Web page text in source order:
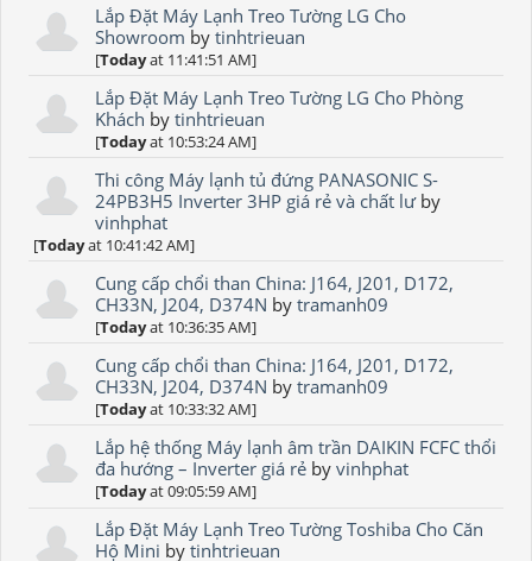
Lắp Đặt Máy Lạnh Treo Tường LG Cho
Showroom bytinhtrieuan
[Todayat 11:41:51 AM]
Lắp Đặt Máy Lạnh Treo Tường LG Cho Phòng
Khách bytinhtrieuan
[Todayat 10:53:24 AM]
Thi công Máy lạnh tủ đứng PANASONIC S-
24PB3H5 Inverter 3HP giá rẻ và chất lưby
vinhphat
[Todayat 10:41:42 AM]
Cung cấp chổi than China: J164, J201, D172,
CH33N, J204, D374N bytramanh09
[Todayat 10:36:35 AM]
Cung cấp chổi than China: J164, J201, D172,
CH33N, J204, D374N bytramanh09
[Todayat 10:33:32 AM]
Lắp hệ thống Máy lạnh âm trần DAIKIN FCFC thổi
đa hướng – Inverter giá rẻ byvinhphat
[Todayat 09:05:59 AM]
Lắp Đặt Máy Lạnh Treo Tường Toshiba Cho Căn
Hộ Mini bytinhtrieuan